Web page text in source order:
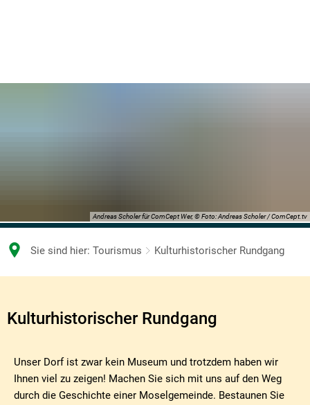
Andreas Scholer für ComCept Wer, © Foto: Andreas Scholer / ComCept.tv
Sie sind hier: Tourismus Kulturhistorischer Rundgang
Rundgang
Kulturhistorischer Rundgang
Unser Dorf ist zwar kein Museum und trotzdem haben wir
Ihnen viel zu zeigen! Machen Sie sich mit uns auf den Weg
durch die Geschichte einer Moselgemeinde. Bestaunen Sie